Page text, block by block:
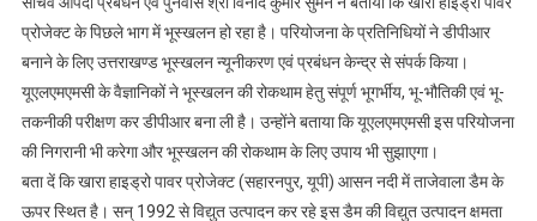
सुमान
को
सौंपी
डीपीआर
प्रोजेक्ट के पिछले भाग में भूस्खलन हो रहा है। परियोजना के प्रतिनिधियों ने डीपीआर
बनाने के लिए उत्तराखण्ड भूस्खलन न्यूनीकरण एवं प्रबंधन केन्द्र से संपर्क किया।
यूएलएमएमसी के वैज्ञानिकों ने भूस्खलन की रोकथाम हेतु संपूर्ण भूगर्भीय, भू-भौतिकी एवं भू-
तकनीकी परीक्षण कर डीपीआर बना ली है। उन्होंने बताया कि यूएलएमएमसी इस परियोजना
की निगरानी भी करेगा और भूस्खलन की रोकथाम के लिए उपाय भी सुझाएगा।
बता दें कि खारा हाइड्रो पावर प्रोजेक्ट (सहारनपुर, यूपी) आसन नदी में ताजेवाला डैम के
ऊपर स्थित है। सन् 1992 से विद्युत उत्पादन कर रहे इस डैम की विद्युत उत्पादन क्षमता